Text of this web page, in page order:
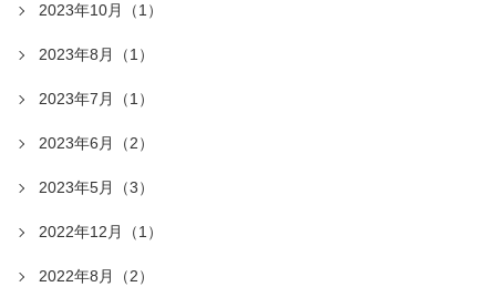
2023年10月（1）
2023年8月（1）
2023年7月（1）
2023年6月（2）
2023年5月（3）
2022年12月（1）
2022年8月（2）